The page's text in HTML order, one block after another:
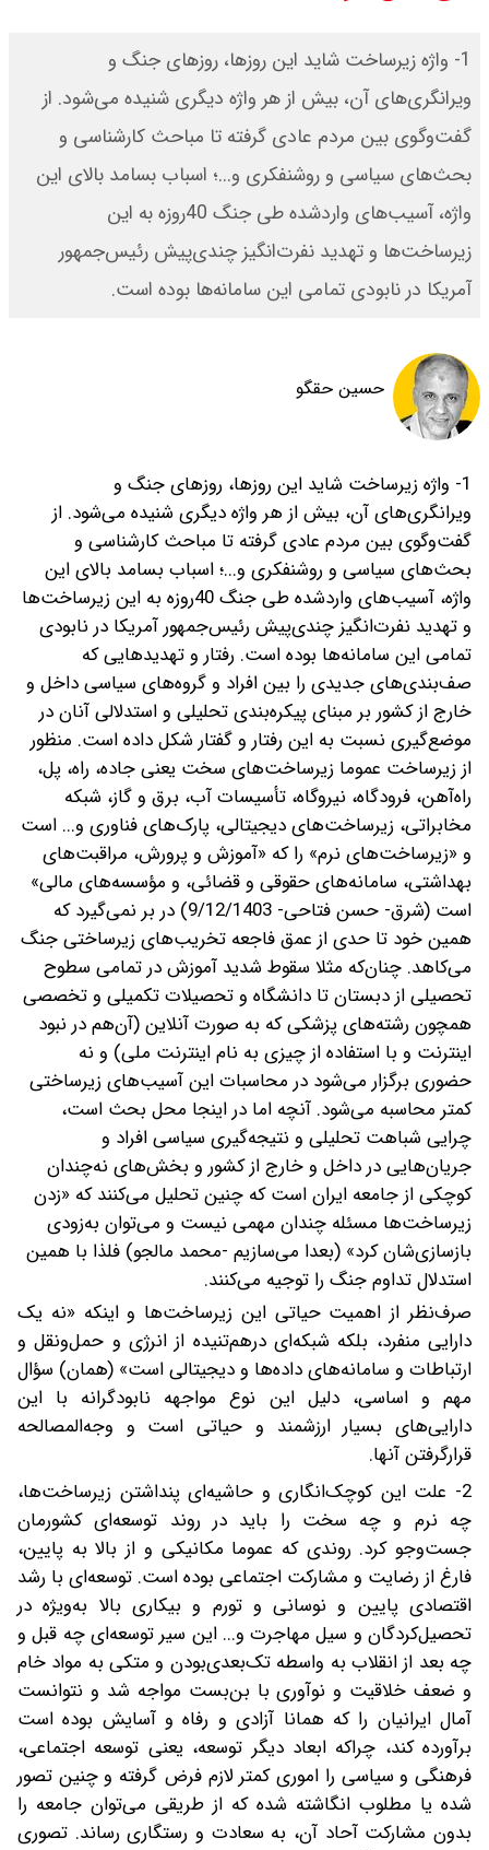
سنتی جمهوری‌خواهان را از دست می
دهد؟
بنزین برای دولت چقدر تمام می شود؟
درصد افزایش می دهند
‌1- واژه زیرساخت شاید این روزها، روزهای جنگ و
ویرانگری‌های آن، بیش از هر واژه دیگری شنیده می‌شود. از
گفت‌وگوی بین مردم عادی گرفته تا مباحث کارشناسی و
بحث‌های سیاسی و روشنفکری و...؛ اسباب بسامد بالای این
واژه، آسیب‌های واردشده طی جنگ 40روزه به این
زیرساخت‌ها و تهدید نفرت‌انگیز چندی‌پیش رئیس‌جمهور
آمریکا در نابودی تمامی این سامانه‌ها بوده است.
حسین حقگو
‌1- واژه زیرساخت شاید این روزها، روزهای جنگ و
ویرانگری‌های آن، بیش از هر واژه دیگری شنیده می‌شود. از
گفت‌وگوی بین مردم عادی گرفته تا مباحث کارشناسی و
بحث‌های سیاسی و روشنفکری و...؛ اسباب بسامد بالای این
واژه، آسیب‌های واردشده طی جنگ 40روزه به این زیرساخت‌ها
و تهدید نفرت‌انگیز چندی‌پیش رئیس‌جمهور آمریکا در نابودی
تمامی این سامانه‌ها بوده است. رفتار و تهدیدهایی که
صف‌بندی‌های جدیدی را بین افراد و گروه‌های سیاسی داخل و
خارج از کشور بر مبنای پیکره‌بندی تحلیلی و استدلالی آنان در
موضع‌گیری نسبت به این رفتار و گفتار شکل داده است. منظور
از زیرساخت عموما زیرساخت‌های سخت یعنی جاده، راه، پل،
راه‌آهن، فرودگاه، نیروگاه، تأسیسات آب، برق و گاز، شبکه
مخابراتی، زیرساخت‌های دیجیتالی، پارک‌های فناوری و... است
و «زیرساخت‌های نرم» را که «آموزش و پرورش، مراقبت‌های
بهداشتی، سامانه‌های حقوقی و قضائی، و مؤسسه‌های مالی»
است (شرق- حسن فتاحی- 9/12/1403) در بر نمی‌گیرد که
همین خود تا حدی از عمق فاجعه تخریب‌های زیرساختی جنگ
می‌کاهد. چنان‌که مثلا سقوط شدید آموزش در تمامی سطوح
تحصیلی از دبستان تا دانشگاه و تحصیلات تکمیلی و تخصصی
همچون رشته‌های پزشکی که به صورت آنلاین (آن‌هم در نبود
اینترنت و با استفاده از چیزی به نام اینترنت ملی) و نه
حضوری برگزار می‌شود در محاسبات این آسیب‌های زیرساختی
کمتر محاسبه می‌شود. آنچه اما در اینجا محل بحث است،
چرایی شباهت تحلیلی و نتیجه‌گیری سیاسی افراد و
جریان‌هایی در داخل و خارج از کشور و بخش‌های نه‌چندان
کوچکی از جامعه ایران است که چنین تحلیل می‌کنند که «زدن
زیرساخت‌ها مسئله چندان مهمی نیست و می‌توان به‌زودی
بازسازی‌شان کرد» (بعدا می‌سازیم -محمد مالجو) فلذا با همین
استدلال تداوم جنگ را توجیه می‌کنند.
صرف‌نظر از اهمیت حیاتی این زیرساخت‌ها و اینکه «نه یک
دارایی منفرد، بلکه شبکه‌ای در‌هم‌تنیده از انرژی و حمل‌ونقل و
ارتباطات و سامانه‌های داده‌ها و دیجیتالی است» (همان) سؤال
مهم و اساسی، دلیل این نوع مواجهه نابودگرانه با این
دارایی‌های بسیار ارزشمند و حیاتی است و وجه‌المصالحه
قرارگرفتن آنها.
2- علت این کوچک‌انگاری و حاشیه‌ای پنداشتن زیرساخت‌ها،
چه نرم و چه سخت را باید در روند توسعه‌ای کشورمان
جست‌وجو کرد. روندی که عموما مکانیکی و از بالا به پایین،
فارغ از رضایت و مشارکت اجتماعی بوده است. توسعه‌ای با رشد
اقتصادی پایین و نوسانی و تورم و بیکاری بالا به‌ویژه در
تحصیل‌کردگان و سیل مهاجرت و... این سیر توسعه‌ای چه قبل و
چه بعد از انقلاب به واسطه تک‌بعدی‌بودن و متکی به مواد خام
و ضعف خلاقیت و نوآوری با بن‌بست مواجه شد و نتوانست
آمال ایرانیان را که همانا آزادی و رفاه و آسایش بوده است
برآورده کند، چراکه ابعاد دیگر توسعه، یعنی توسعه اجتماعی،
فرهنگی و سیاسی را اموری کمتر لازم فرض گرفته و چنین تصور
شده یا مطلوب انگاشته شده که از طریقی می‌توان جامعه را
بدون مشارکت آحاد آن، به سعادت و رستگاری رساند. تصوری